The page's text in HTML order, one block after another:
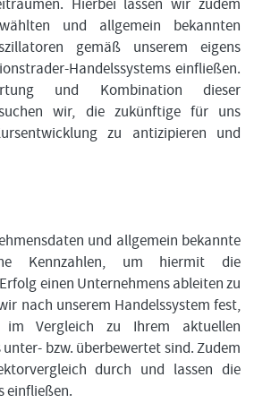
Hierbei lassen wir zudem
und allgemein bekannten
gemäß unserem eigens
Handelssystems einfließen.
und Kombination dieser
wir, die zukünftige für uns
zu antizipieren und
und allgemein bekannte
Kennzahlen, um hiermit die
einen Unternehmens ableiten zu
nach unserem Handelssystem fest,
im Vergleich zu Ihrem aktuellen
bzw. überbewertet sind. Zudem
durch und lassen die
einfließen.